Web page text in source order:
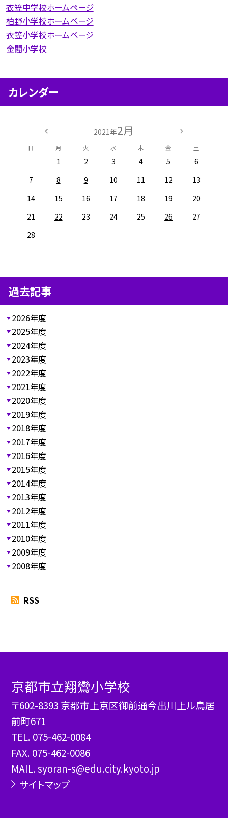
衣笠中学校ホームページ
柏野小学校ホームページ
衣笠小学校ホームページ
金閣小学校
カレンダー
2021年2月
日 月 火 水 木 金 土
1 2 3 4 5
6
7
8 9 10 11 12
13
14
15 16 17 18 19
20
21
22 23 24 25 26
27
28
過去記事
2026年度
2025年度
2024年度
2023年度
2022年度
2021年度
2020年度
2019年度
2018年度
2017年度
2016年度
2015年度
2014年度
2013年度
2012年度
2011年度
2010年度
2009年度
2008年度
RSS
京都市立翔鸞小学校
〒602-8393 京都市上京区御前通今出川上ル鳥居
前町671
TEL. 075-462-0084
FAX. 075-462-0086
MAIL. syoran-s@edu.city.kyoto.jp
サイトマップ